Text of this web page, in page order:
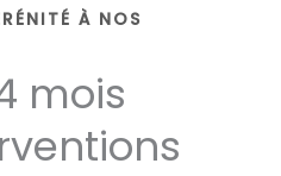
À NOS
mois